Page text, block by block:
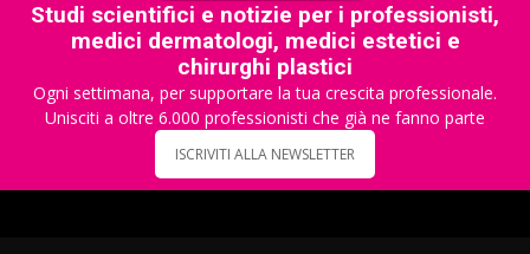
Studi scientifici e notizie per i professionisti,
medici dermatologi, medici estetici e
chirurghi plastici
Ogni settimana, per supportare la tua crescita professionale.
Unisciti a oltre 6.000 professionisti che già ne fanno parte
ISCRIVITI ALLA NEWSLETTER